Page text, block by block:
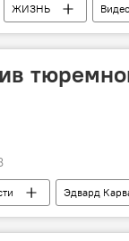
ЖИЗНЬ Видео
мобильный
Эдвард